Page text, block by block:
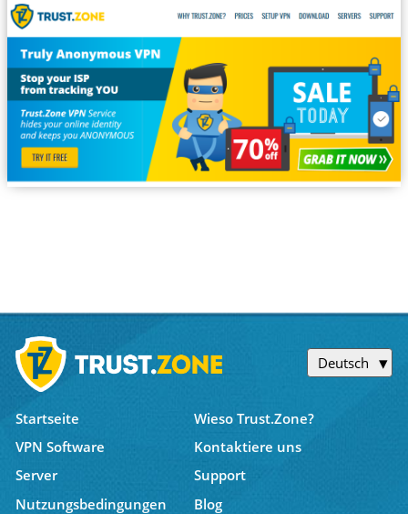
Deutsch
Startseite
Wieso Trust.Zone?
VPN Software
Kontaktiere uns
Server
Support
Nutzungsbedingungen
Blog